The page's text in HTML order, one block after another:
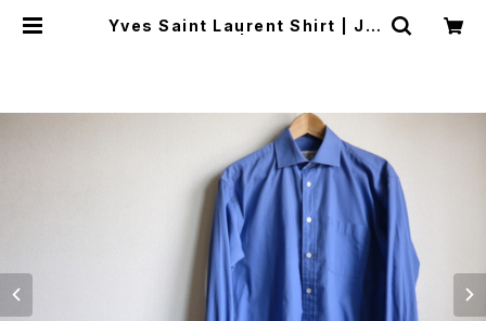
Yves Saint Laurent Shirt | JU